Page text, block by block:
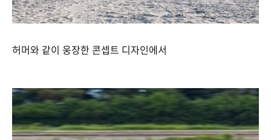
허머와 같이 웅장한 콘셉트 디자인에서